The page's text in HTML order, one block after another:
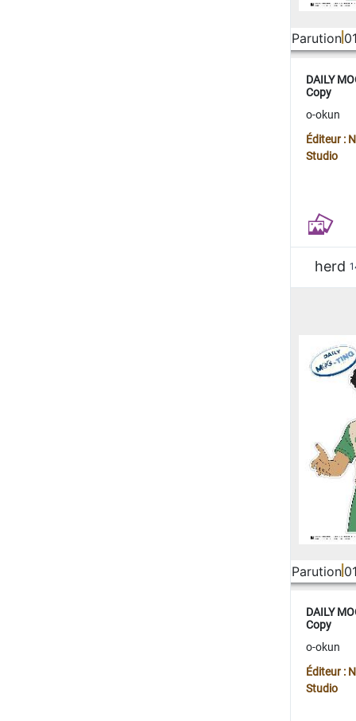
Parution
DAILY
Copy
o-okun
Éditeur :
Studio
herd
Parution
DAILY
Copy
o-okun
Éditeur :
Studio